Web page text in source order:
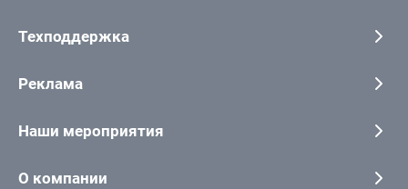
Техподдержка
Реклама
Наши мероприятия
О компании